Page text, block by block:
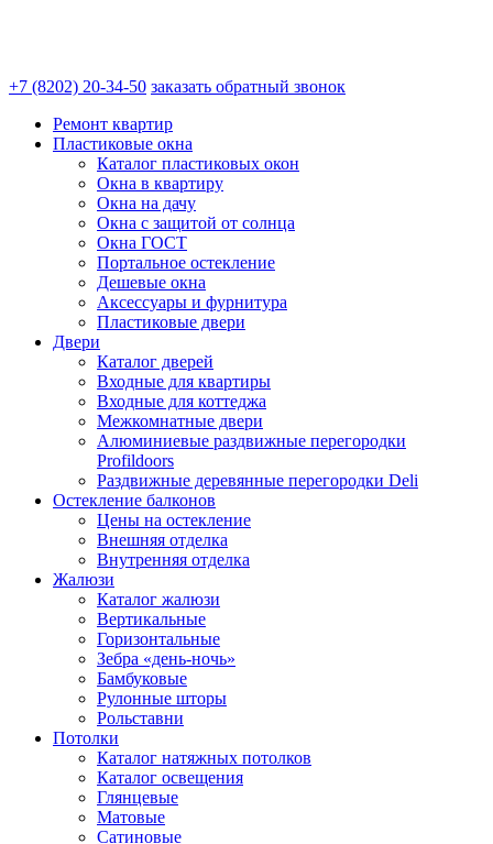
+7 (8202) 20-34-50 заказать обратный звонок
Ремонт квартир
Пластиковые окна
Каталог пластиковых окон
Окна в квартиру
Окна на дачу
Окна с защитой от солнца
Окна ГОСТ
Портальное остекление
Дешевые окна
Аксессуары и фурнитура
Пластиковые двери
Двери
Каталог дверей
Входные для квартиры
Входные для коттеджа
Межкомнатные двери
Алюминиевые раздвижные перегородки
Profildoors
Раздвижные деревянные перегородки Deli
Остекление балконов
Цены на остекление
Внешняя отделка
Внутренняя отделка
Жалюзи
Каталог жалюзи
Вертикальные
Горизонтальные
Зебра «день-ночь»
Бамбуковые
Рулонные шторы
Рольставни
Потолки
Каталог натяжных потолков
Каталог освещения
Глянцевые
Матовые
Сатиновые